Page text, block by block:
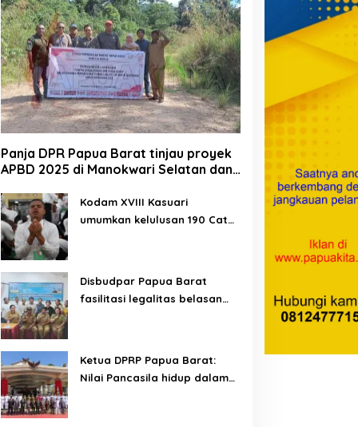
Panja DPR Papua Barat tinjau proyek
APBD 2025 di Manokwari Selatan dan
Kodam XVIII Kasuari
umumkan kelulusan 190 Cata
Disbudpar Papua Barat
fasilitasi legalitas belasan
Ketua DPRP Papua Barat:
Nilai Pancasila hidup dalam